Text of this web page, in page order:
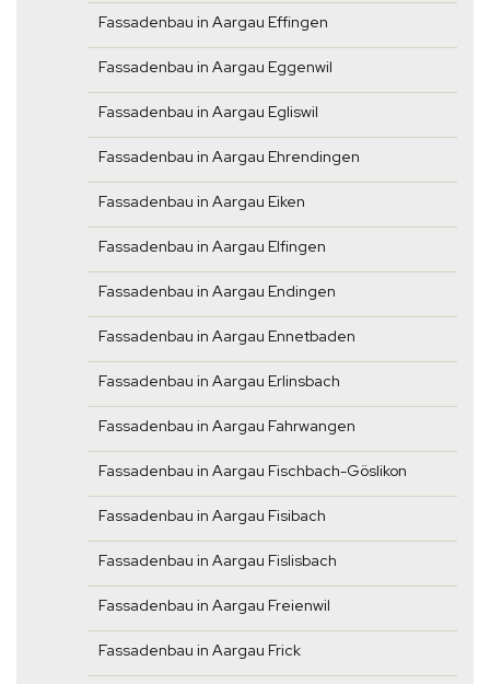
Fassadenbau in Aargau Effingen
Fassadenbau in Aargau Eggenwil
Fassadenbau in Aargau Egliswil
Fassadenbau in Aargau Ehrendingen
Fassadenbau in Aargau Eiken
Fassadenbau in Aargau Elfingen
Fassadenbau in Aargau Endingen
Fassadenbau in Aargau Ennetbaden
Fassadenbau in Aargau Erlinsbach
Fassadenbau in Aargau Fahrwangen
Fassadenbau in Aargau Fischbach-Göslikon
Fassadenbau in Aargau Fisibach
Fassadenbau in Aargau Fislisbach
Fassadenbau in Aargau Freienwil
Fassadenbau in Aargau Frick